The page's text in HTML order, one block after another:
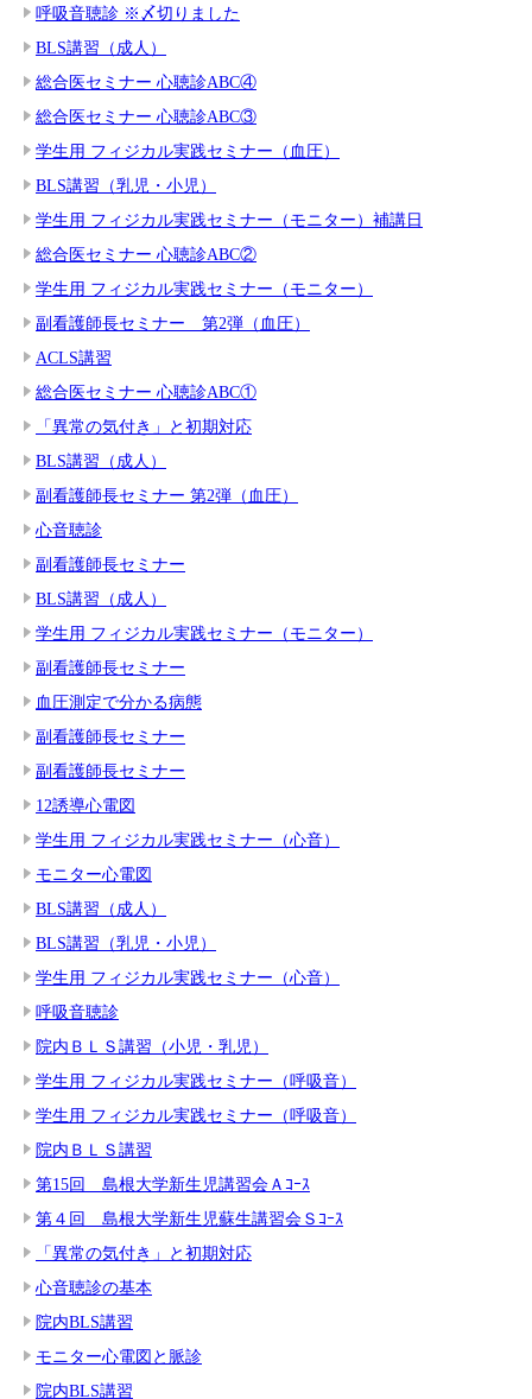
呼吸音聴診 ※〆切りました
BLS講習（成人）
総合医セミナー 心聴診ABC④
総合医セミナー 心聴診ABC③
学生用 フィジカル実践セミナー（血圧）
BLS講習（乳児・小児）
学生用 フィジカル実践セミナー（モニター）補講日
総合医セミナー 心聴診ABC②
学生用 フィジカル実践セミナー（モニター）
副看護師長セミナー 第2弾（血圧）
ACLS講習
総合医セミナー 心聴診ABC①
「異常の気付き」と初期対応
BLS講習（成人）
副看護師長セミナー 第2弾（血圧）
心音聴診
副看護師長セミナー
BLS講習（成人）
学生用 フィジカル実践セミナー（モニター）
副看護師長セミナー
血圧測定で分かる病態
副看護師長セミナー
副看護師長セミナー
12誘導心電図
学生用 フィジカル実践セミナー（心音）
モニター心電図
BLS講習（成人）
BLS講習（乳児・小児）
学生用 フィジカル実践セミナー（心音）
呼吸音聴診
院内ＢＬＳ講習（小児・乳児）
学生用 フィジカル実践セミナー（呼吸音）
学生用 フィジカル実践セミナー（呼吸音）
院内ＢＬＳ講習
第15回 島根大学新生児講習会Ａｺｰｽ
第４回 島根大学新生児蘇生講習会Ｓｺｰｽ
「異常の気付き」と初期対応
心音聴診の基本
院内BLS講習
モニター心電図と脈診
院内BLS講習